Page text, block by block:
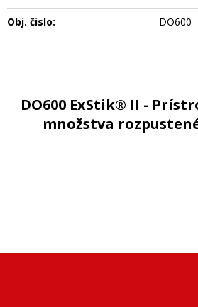
Obj. čislo: DO600
DO600 ExStik® II -
množstva